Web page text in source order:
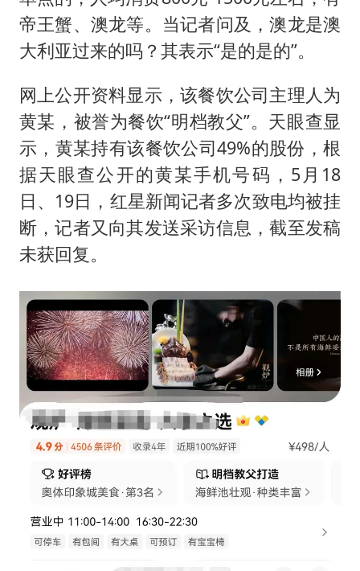
帝王蟹、澳龙等。当记者问及，澳龙是澳
大利亚过来的吗？其表示“是的是的”。
网上公开资料显示，该餐饮公司主理人为
黄某，被誉为餐饮“明档教父”。天眼查显
示，黄某持有该餐饮公司49%的股份，根
据天眼查公开的黄某手机号码，5月18
日、19日，红星新闻记者多次致电均被挂
断，记者又向其发送采访信息，截至发稿
未获回复。